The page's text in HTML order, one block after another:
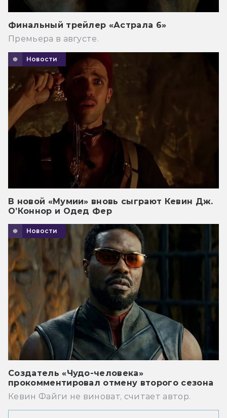
Финальный трейлер «Астрала 6»
Премьера в августе.
Новости
В новой «Мумии» вновь сыграют Кевин Дж.
О’Коннор и Одед Фер
Новости
Создатель «Чудо-человека»
прокомментировал отмену второго сезона
Кевин Файги не виноват, считает автор.